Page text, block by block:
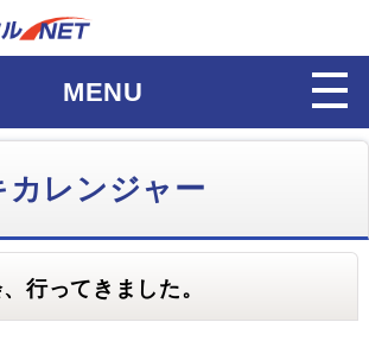
MENU
カレンジャー
行ってきました。